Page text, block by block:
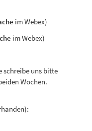
im Webex)
im Webex)
schreibe uns bitte
Wochen.